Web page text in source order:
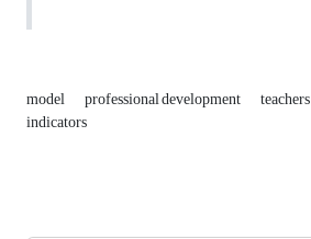
model professional development teachers
indicators